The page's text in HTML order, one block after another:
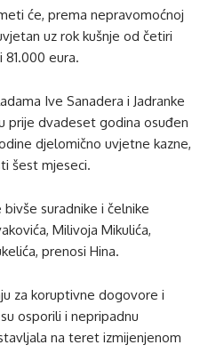
će, prema nepravomoćnoj
uz rok kušnje od četiri
eura.
Ive Sanadera i Jadranke
prije dvadeset godina osuđen
djelomično uvjetne kazne,
šest mjeseci.
suradnike i čelnike
Milivoja Mikulića,
prenosi Hina.
za koruptivne dogovore i
osporili i nepripadnu
na teret izmijenjenom